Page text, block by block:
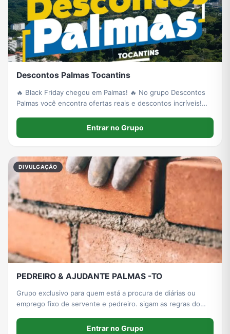
Descontos Palmas Tocantins
🔥 Black Friday chegou em Palmas! 🔥 No grupo Descontos
Palmas você encontra ofertas reais e descontos incríveis!
vendas! Entre agora e garanta os melhores preços!
Entrar no Grupo
DIVULGAÇÃO
PEDREIRO & AJUDANTE PALMAS -TO
Grupo exclusivo para quem está a procura de diárias ou
emprego fixo de servente e pedreiro. sigam as regras do
Entrar no Grupo